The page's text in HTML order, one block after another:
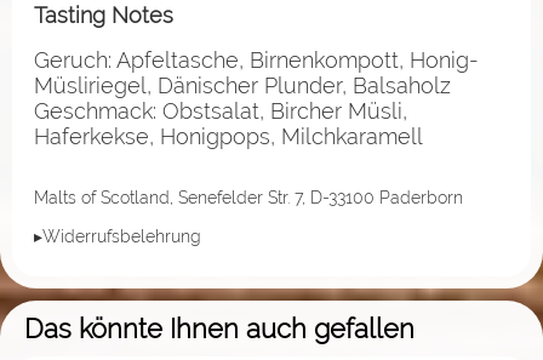
Tasting Notes
Geruch: Apfeltasche, Birnenkompott, Honig-
Müsliriegel, Dänischer Plunder, Balsaholz
Geschmack: Obstsalat, Bircher Müsli,
Haferkekse, Honigpops, Milchkaramell
Malts of Scotland, Senefelder Str. 7, D-33100 Paderborn
▸Widerrufsbelehrung
Das könnte Ihnen auch gefallen